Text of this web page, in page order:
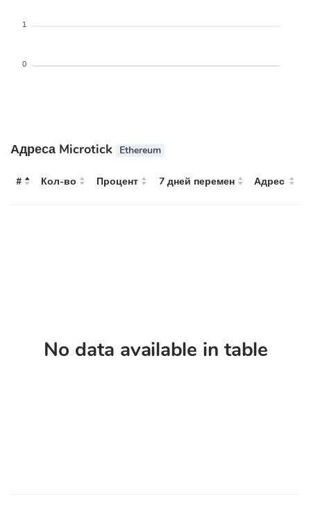
1
0
Адреса Microtick Ethereum
# Кол-во Процент 7 дней перемен
Адрес
No data available in table